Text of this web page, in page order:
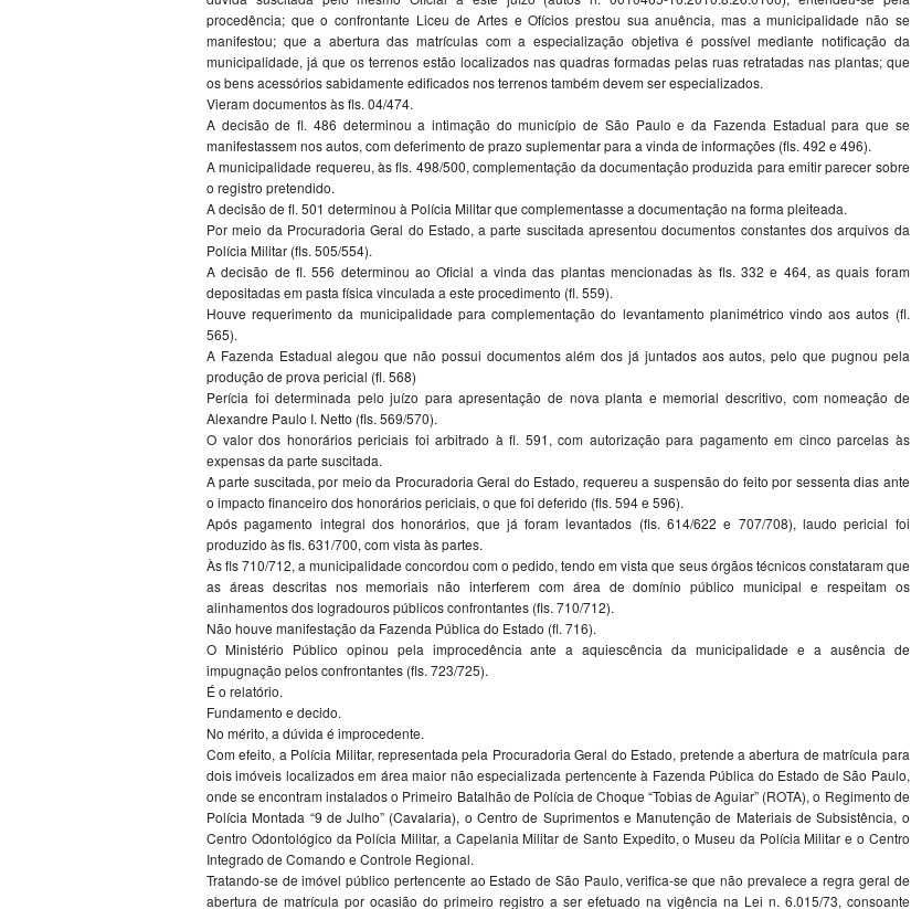
procedência; que o confrontante Liceu de Artes e Ofícios prestou sua anuência, mas a municipalidade não se
manifestou; que a abertura das matrículas com a especialização objetiva é possível mediante notificação da
municipalidade, já que os terrenos estão localizados nas quadras formadas pelas ruas retratadas nas plantas; que
os bens acessórios sabidamente edificados nos terrenos também devem ser especializados.
Vieram documentos às fls. 04/474.
A decisão de fl. 486 determinou a intimação do município de São Paulo e da Fazenda Estadual para que se
manifestassem nos autos, com deferimento de prazo suplementar para a vinda de informações (fls. 492 e 496).
A municipalidade requereu, às fls. 498/500, complementação da documentação produzida para emitir parecer sobre
o registro pretendido.
A decisão de fl. 501 determinou à Polícia Militar que complementasse a documentação na forma pleiteada.
Por meio da Procuradoria Geral do Estado, a parte suscitada apresentou documentos constantes dos arquivos da
Polícia Militar (fls. 505/554).
A decisão de fl. 556 determinou ao Oficial a vinda das plantas mencionadas às fls. 332 e 464, as quais foram
depositadas em pasta física vinculada a este procedimento (fl. 559).
Houve requerimento da municipalidade para complementação do levantamento planimétrico vindo aos autos (fl.
565).
A Fazenda Estadual alegou que não possui documentos além dos já juntados aos autos, pelo que pugnou pela
produção de prova pericial (fl. 568)
Perícia foi determinada pelo juízo para apresentação de nova planta e memorial descritivo, com nomeação de
Alexandre Paulo I. Netto (fls. 569/570).
O valor dos honorários periciais foi arbitrado à fl. 591, com autorização para pagamento em cinco parcelas às
expensas da parte suscitada.
A parte suscitada, por meio da Procuradoria Geral do Estado, requereu a suspensão do feito por sessenta dias ante
o impacto financeiro dos honorários periciais, o que foi deferido (fls. 594 e 596).
Após pagamento integral dos honorários, que já foram levantados (fls. 614/622 e 707/708), laudo pericial foi
produzido às fls. 631/700, com vista às partes.
Às fls 710/712, a municipalidade concordou com o pedido, tendo em vista que seus órgãos técnicos constataram que
as áreas descritas nos memoriais não interferem com área de domínio público municipal e respeitam os
alinhamentos dos logradouros públicos confrontantes (fls. 710/712).
Não houve manifestação da Fazenda Pública do Estado (fl. 716).
O Ministério Público opinou pela improcedência ante a aquiescência da municipalidade e a ausência de
impugnação pelos confrontantes (fls. 723/725).
É o relatório.
Fundamento e decido.
No mérito, a dúvida é improcedente.
Com efeito, a Polícia Militar, representada pela Procuradoria Geral do Estado, pretende a abertura de matrícula para
dois imóveis localizados em área maior não especializada pertencente à Fazenda Pública do Estado de São Paulo,
onde se encontram instalados o Primeiro Batalhão de Polícia de Choque “Tobias de Aguiar” (ROTA), o Regimento de
Polícia Montada “9 de Julho” (Cavalaria), o Centro de Suprimentos e Manutenção de Materiais de Subsistência, o
Centro Odontológico da Polícia Militar, a Capelania Militar de Santo Expedito, o Museu da Polícia Militar e o Centro
Integrado de Comando e Controle Regional.
Tratando-se de imóvel público pertencente ao Estado de São Paulo, verifica-se que não prevalece a regra geral de
abertura de matrícula por ocasião do primeiro registro a ser efetuado na vigência na Lei n. 6.015/73, consoante